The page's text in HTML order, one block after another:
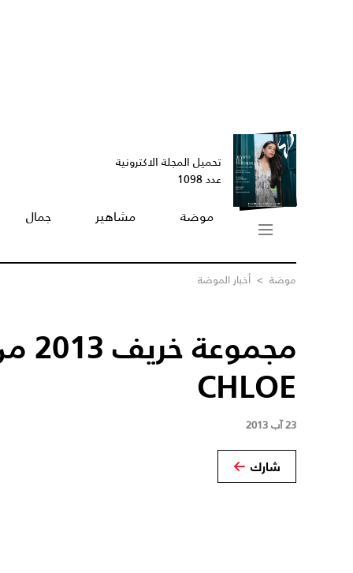
تحميل المجلة الاكترونية
عدد 1098
موضة مشاهير جمال
موضة > أخبار الموضة
مجموعة خريف2013
CHLOE
23 آب 2013
شارك